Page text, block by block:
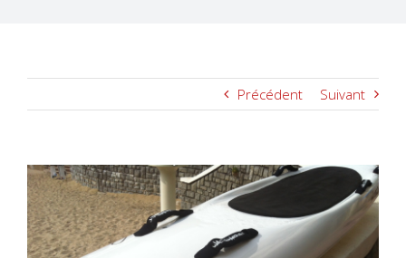
Précédent Suivant
Voir
l'image
agrandie